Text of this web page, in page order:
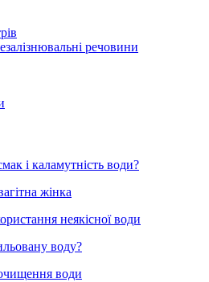
речовини
і каламутність води?
жінка
неякісної води
воду?
води